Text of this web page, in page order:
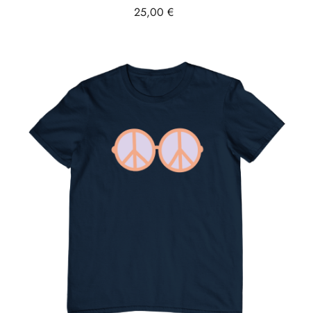
Prix
25,00 €